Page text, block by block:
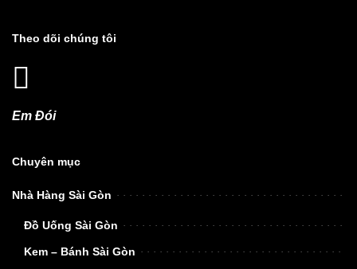
Theo dõi chúng tôi
Em Đói
Chuyên mục
Nhà Hàng Sài Gòn
Đồ Uống Sài Gòn
Kem – Bánh Sài Gòn